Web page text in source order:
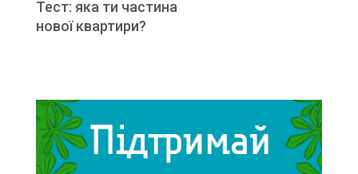
Тест: яка ти частина
нової квартири?